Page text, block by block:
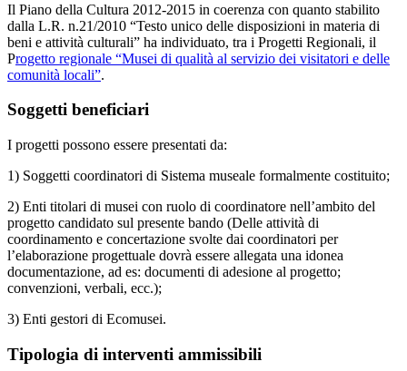
Il Piano della Cultura 2012-2015 in coerenza con quanto stabilito
dalla L.R. n.21/2010 “Testo unico delle disposizioni in materia di
beni e attività culturali” ha individuato, tra i Progetti Regionali, il
Progetto regionale “Musei di qualità al servizio dei visitatori e delle
comunità locali”.
Soggetti beneficiari
I progetti possono essere presentati da:
1) Soggetti coordinatori di Sistema museale formalmente costituito;
2) Enti titolari di musei con ruolo di coordinatore nell’ambito del
progetto candidato sul presente bando (Delle attività di
coordinamento e concertazione svolte dai coordinatori per
l’elaborazione progettuale dovrà essere allegata una idonea
documentazione, ad es: documenti di adesione al progetto;
convenzioni, verbali, ecc.);
3) Enti gestori di Ecomusei.
Tipologia di interventi ammissibili